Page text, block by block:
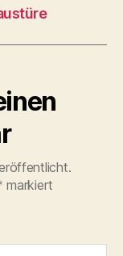
markiert